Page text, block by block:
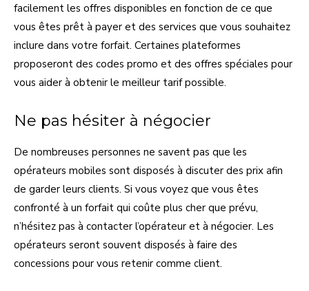
facilement les offres disponibles en fonction de ce que
vous êtes prêt à payer et des services que vous souhaitez
inclure dans votre forfait. Certaines plateformes
proposeront des codes promo et des offres spéciales pour
vous aider à obtenir le meilleur tarif possible.
Ne pas hésiter à négocier
De nombreuses personnes ne savent pas que les
opérateurs mobiles sont disposés à discuter des prix afin
de garder leurs clients. Si vous voyez que vous êtes
confronté à un forfait qui coûte plus cher que prévu,
n’hésitez pas à contacter l’opérateur et à négocier. Les
opérateurs seront souvent disposés à faire des
concessions pour vous retenir comme client.